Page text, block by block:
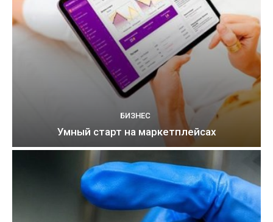
БИЗНЕС
Умный старт на маркетплейсах